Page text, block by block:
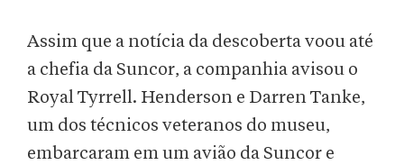
Assim que a notícia da descoberta voou até
a chefia da Suncor, a companhia avisou o
Royal Tyrrell. Henderson e Darren Tanke,
um dos técnicos veteranos do museu,
embarcaram em um avião da Suncor e